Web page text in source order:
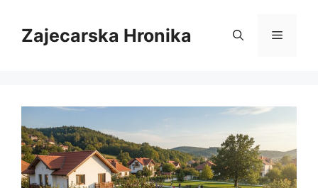
contentZajecarska Hronika Menu